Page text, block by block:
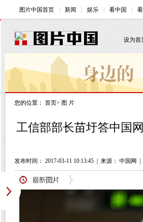
您的位置： 首页> 图 片
工信部部长苗圩答中国
发布时间： 2017-03-11 10:13:45 来源： 中国网